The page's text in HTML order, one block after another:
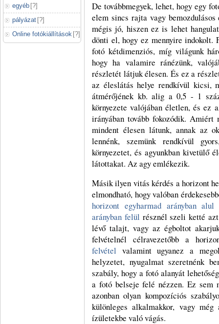
egyéb [?]
pályázat [?]
Online fotókiállítások [?]
De továbbmegyek, lehet, hogy egy
elem sincs rajta vagy
mégis jó, hiszen ez is lehet
dönti el, hogy ez mennyire indokolt.
fotó kétdimenziós, míg világunk
hogy ha valamire ránézünk,
részletét látjuk élesen. És ez a
az éleslátás helye rendkívül kicsi,
átmérőjének kb. alig a 0,5 - 1
környezete valójában életlen, és ez
irányában tovább fokozódik.
mindent élesen látunk, annak az
lennénk, szemünk rendkívül
környezetet, és agyunkban kivetülő
látottakat. Az agy emlékezik.
Másik ilyen vitás kérdés a horizont
elmondható, hogy valóban
horizont egyharmad arányban alul
arányban felül résznél szeli ketté
lévő talajt, vagy az égboltot
felvételnél célravezetőbb a
felvétel valamint ugyanez a
helyzetet, nyugalmat szeretnénk
szabály, hogy a fotó alanyát
a fotó belseje felé nézzen. Ez sem
azonban olyan kompozíciós
különleges alkalmakkor, vagy
ízületekbe való vágás.